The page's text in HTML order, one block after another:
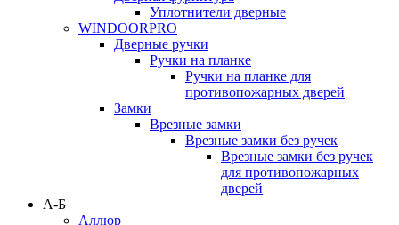
Уплотнители дверные
WINDOORPRO
Дверные ручки
Ручки на планке
Ручки на планке для
противопожарных дверей
Замки
Врезные замки
Врезные замки без ручек
Врезные замки без ручек
для противопожарных
дверей
А-Б
Аллюр